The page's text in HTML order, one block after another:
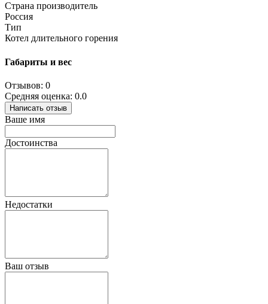
Страна производитель
Россия
Тип
Котел длительного горения
Габариты и вес
Отзывов: 0
Средняя оценка: 0.0
Написать отзыв
Ваше имя
Достоинства
Недостатки
Ваш отзыв